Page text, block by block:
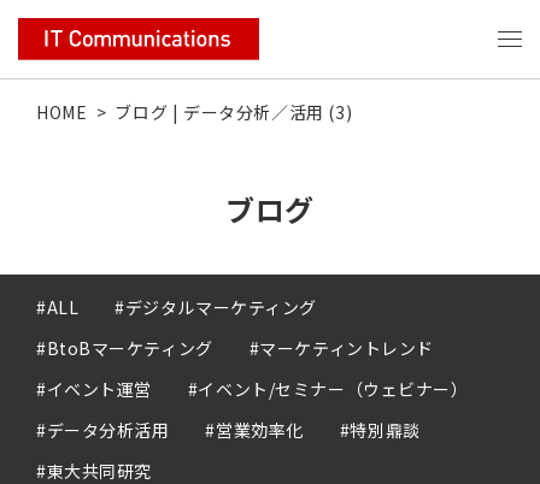
HOME > ブログ | データ分析／活用 (3)
ブログ
#ALL
#デジタルマーケティング
#BtoBマーケティング
#マーケティントレンド
#イベント運営
#イベント/セミナー（ウェビナー）
#データ分析活用
#営業効率化
#特別鼎談
#東大共同研究